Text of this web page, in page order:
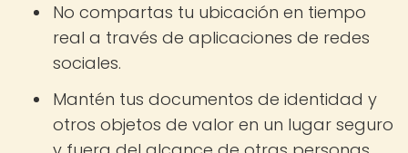
No compartas tu ubicación en tiempo
real a través de aplicaciones de redes
sociales.
Mantén tus documentos de identidad y
otros objetos de valor en un lugar seguro